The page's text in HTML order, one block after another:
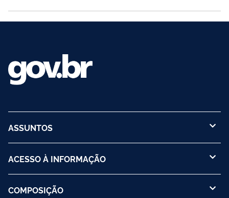
ASSUNTOS
ACESSO À INFORMAÇÃO
COMPOSIÇÃO